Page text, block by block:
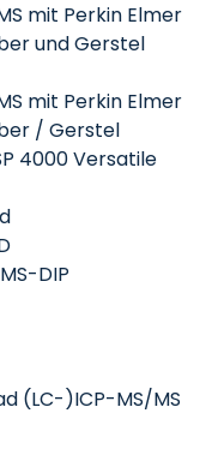
mit Perkin Elmer
und Gerstel
mit Perkin Elmer
/ Gerstel
4000 Versatile
DIP
(LC-)ICP-MS/MS